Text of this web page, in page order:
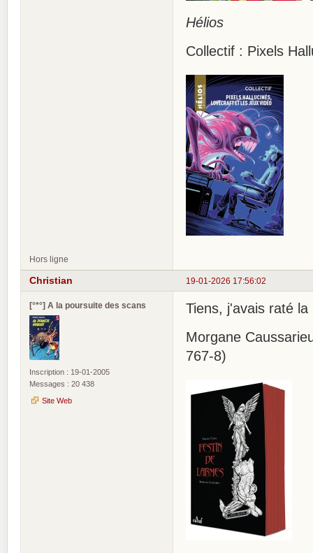
Hélios
Collectif : Pixels
Hors ligne
19-01-2026 17:56:02
Christian
[°*°] A la poursuite des scans
Inscription : 19-01-2005
Messages : 20 438
Site Web
Tiens, j'avais raté
Morgane
767-8)